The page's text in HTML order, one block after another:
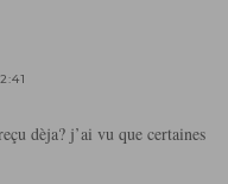
dèja? j’ai vu que certaines